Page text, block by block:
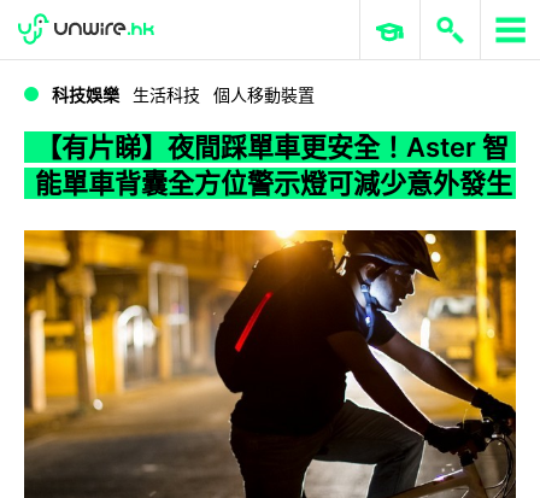
WWDC 2026 ERP 與商業 AI
科技娛樂 生活科技 個人移動裝置
【有片睇】夜間踩單車更安全！Aster 智
能單車背囊全方位警示燈可減少意外發生